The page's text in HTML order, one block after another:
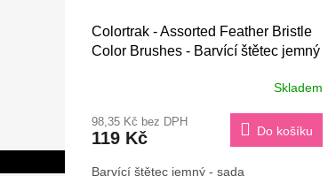
Colortrak - Assorted Feather Bristle
Color Brushes - Barvící štětec jemný
Skladem
98,35 Kč bez DPH
119 Kč Do košíku
Barvící štětec jemný - sada